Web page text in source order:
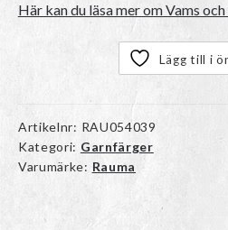
Här kan du läsa mer om Vams
Lägg till i
Artikelnr: RAU054039
Kategori: Garnfärger
Varumärke: Rauma